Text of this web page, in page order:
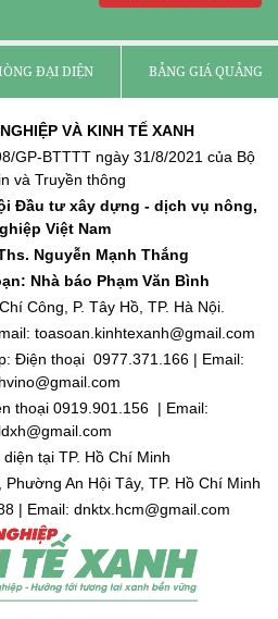
ĐẠI DIỆN BẢNG GIÁ QUẢNG
VÀ KINH TẾ XANH
GP-BTTTT ngày 31/8/2021 của Bộ
và Truyền thông
Đầu tư xây dựng - dịch vụ nông,
Việt Nam
Nguyễn Mạnh Thắng
Nhà báo Phạm Văn Bình
Công, P. Tây Hồ, TP. Hà Nội.
toasoan.kinhtexanh@gmail.com
Điện thoại 0977.371.166 | Email:
thoại 0919.901.156 | Email:
tại TP. Hồ Chí Minh
An Hội Tây, TP. Hồ Chí Minh
| Email: dnktx.hcm@gmail.com